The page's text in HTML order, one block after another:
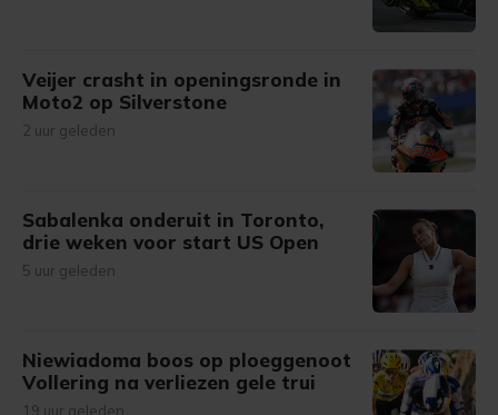
Veijer crasht in openingsronde in
Moto2 op Silverstone
2 uur geleden
Sabalenka onderuit in Toronto,
drie weken voor start US Open
5 uur geleden
Niewiadoma boos op ploeggenoot
Vollering na verliezen gele trui
19 uur geleden